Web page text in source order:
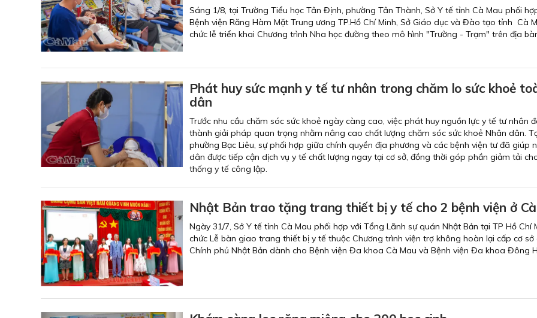
Sáng 1/8, tại Trường Tiểu học Tân Định, phường Tân Thành, Sở Y tế tỉnh Cà Mau phối
Bệnh viện Răng Hàm Mặt Trung ương TP.Hồ Chí Minh, Sở Giáo dục và Đào tạo tỉnh Cà
chức lễ triển khai Chương trình Nha học đường theo mô hình "Trường - Trạm" trên địa
Phát huy sức mạnh y tế tư nhân trong chăm lo sức khoẻ
dân
Trước nhu cầu chăm sóc sức khoẻ ngày càng cao, việc phát huy nguồn lực y tế tư nhân
thành giải pháp quan trọng nhằm nâng cao chất lượng chăm sóc sức khoẻ Nhân dân.
phường Bạc Liêu, sự phối hợp giữa chính quyền địa phương và các bệnh viện tư đã giúp
dân được tiếp cận dịch vụ y tế chất lượng ngay tại cơ sở, đồng thời góp phần giảm tải
thống y tế công lập.
Nhật Bản trao tặng trang thiết bị y tế cho 2 bệnh viện ở
Ngày 31/7, Sở Y tế tỉnh Cà Mau phối hợp với Tổng Lãnh sự quán Nhật Bản tại TP Hồ Chí
chức Lễ bàn giao trang thiết bị y tế thuộc Chương trình viện trợ không hoàn lại cấp cơ sở
Chính phủ Nhật Bản dành cho Bệnh viện Đa khoa Cà Mau và Bệnh viện Đa khoa Đông